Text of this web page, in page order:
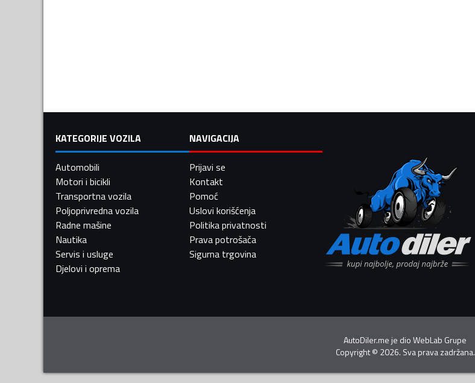
KATEGORIJE VOZILA
Automobili
Motori i bicikli
Transportna vozila
Poljoprivredna vozila
Radne mašine
Nautika
Servis i usluge
Djelovi i oprema
NAVIGACIJA
Prijavi se
Kontakt
Pomoć
Uslovi korišćenja
Politika privatnosti
Prava potrošača
Sigurna trgovina
AutoDiler.me je dioWebLab Grupe
Copyright© 2026. Sva prava zadržana.